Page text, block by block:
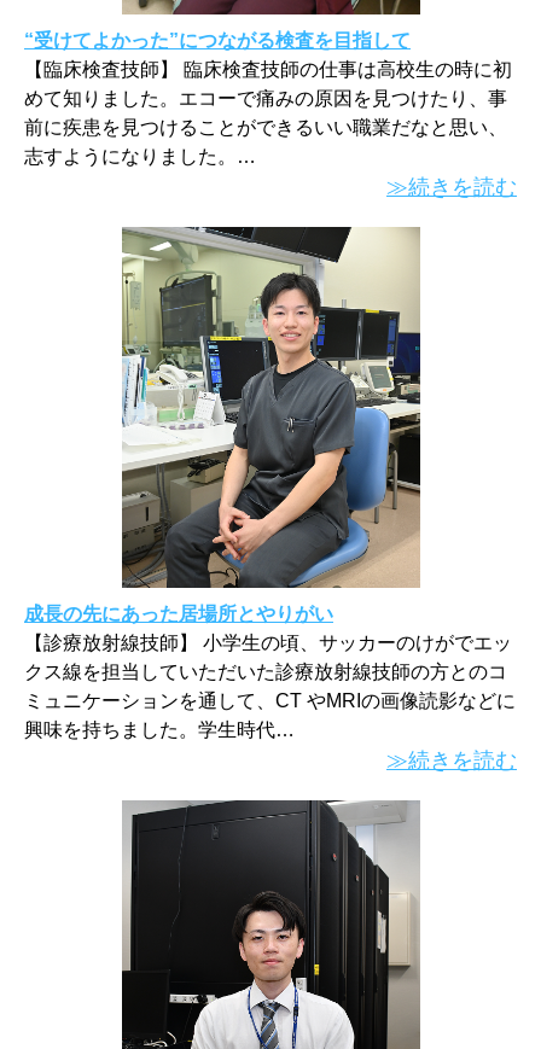
“受けてよかった”につながる検査を目指して
【臨床検査技師】 臨床検査技師の仕事は高校生の時に初
めて知りました。エコーで痛みの原因を見つけたり、事
前に疾患を見つけることができるいい職業だなと思い、
志すようになりました。…
≫続きを読む
成長の先にあった居場所とやりがい
【診療放射線技師】 小学生の頃、サッカーのけがでエッ
クス線を担当していただいた診療放射線技師の方とのコ
ミュニケーションを通して、CT やMRIの画像読影などに
興味を持ちました。学生時代…
≫続きを読む